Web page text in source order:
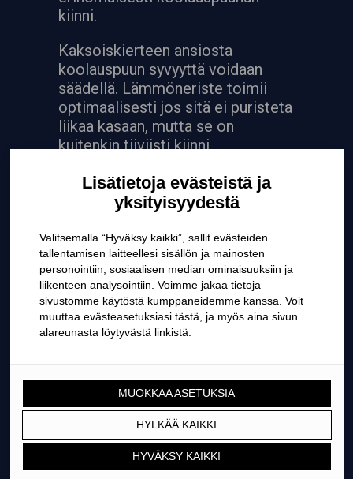
kiinni.
Kaksoiskierteen ansiosta
koolauspuun syvyyttä voidaan
säädellä. Lämmöneriste toimii
optimaalisesti jos sitä ei puristeta
liikaa kasaan, mutta se on
kuitenkin tiiviisti kiinni
• Helppokäyttöinen Excel-
taulukkolaskenta ohjelmisto
• Eristetyypit valmiina
ohjelmistossa